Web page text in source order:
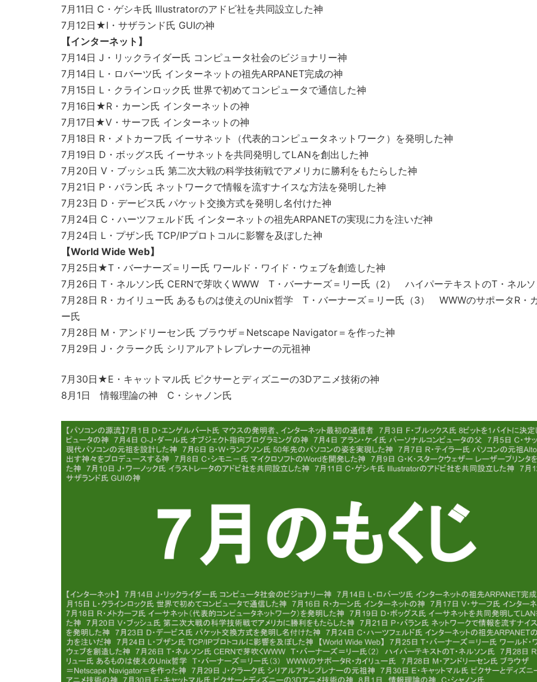
7月11日 C・ゲシキ氏 Illustratorのアドビ社を共同設立した神
7月12日★I・サザランド氏 GUIの神
【インターネット】
7月14日 J・リックライダー氏 コンピュータ社会のビジョナリー神
7月14日 L・ロバーツ氏 インターネットの祖先ARPANET完成の神
7月15日 L・クラインロック氏 世界で初めてコンピュータで通信した神
7月16日★R・カーン氏 インターネットの神
7月17日★V・サーフ氏 インターネットの神
7月18日 R・メトカーフ氏 イーサネット（代表的コンピュータネットワーク）を発明した神
7月19日 D・ボッグス氏 イーサネットを共同発明してLANを創出した神
7月20日 V・ブッシュ氏 第二次大戦の科学技術戦でアメリカに勝利をもたらした神
7月21日 P・バラン氏 ネットワークで情報を流すナイスな方法を発明した神
7月23日 D・デービス氏 パケット交換方式を発明し名付けた神
7月24日 C・ハーツフェルド氏 インターネットの祖先ARPANETの実現に力を注いだ神
7月24日 L・プザン氏 TCP/IPプロトコルに影響を及ぼした神
【World Wide Web】
7月25日★T・バーナーズ＝リー氏 ワールド・ワイド・ウェブを創造した神
7月26日 T・ネルソン氏 CERNで芽吹くWWW T・バーナーズ＝リー氏（2） ハイパーテキストのT・ネルソ
7月28日 R・カイリュー氏 あるものは使えのUnix哲学 T・バーナーズ＝リー氏（3） WWWのサポータR・
ー氏
7月28日 M・アンドリーセン氏 ブラウザ＝Netscape Navigator＝を作った神
7月29日 J・クラーク氏 シリアルアトレプレナーの元祖神
7月30日★E・キャットマル氏 ピクサーとディズニーの3Dアニメ技術の神
8月1日 情報理論の神 C・シャノン氏